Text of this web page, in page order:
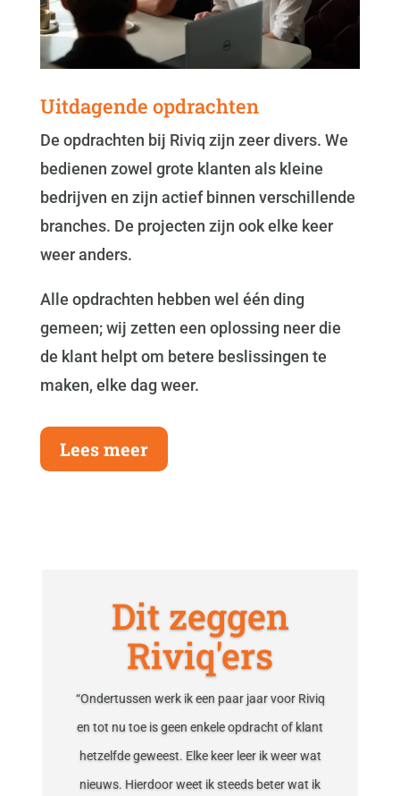
Uitdagende opdrachten
De opdrachten bij Riviq zijn zeer divers. We
bedienen zowel grote klanten als kleine
bedrijven en zijn actief binnen verschillende
branches. De projecten zijn ook elke keer
weer anders.
Alle opdrachten hebben wel één ding
gemeen; wij zetten een oplossing neer die
de klant helpt om betere beslissingen te
maken, elke dag weer.
Lees meer
Dit zeggen
Riviq'ers
“Ondertussen werk ik een paar jaar voor Riviq
en tot nu toe is geen enkele opdracht of klant
hetzelfde geweest. Elke keer leer ik weer wat
nieuws. Hierdoor weet ik steeds beter wat ik